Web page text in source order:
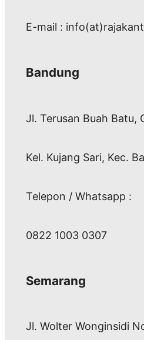
E-mail :
Bandung
Jl. Terusan Buah Batu,
Kel. Kujang Sari, Kec.
Telepon / Whatsapp :
0822 1003 0307
Semarang
Jl. Wolter Wonginsidi